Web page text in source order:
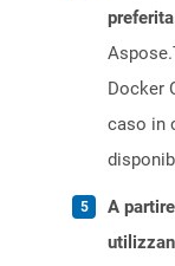
Docker
caso in
A